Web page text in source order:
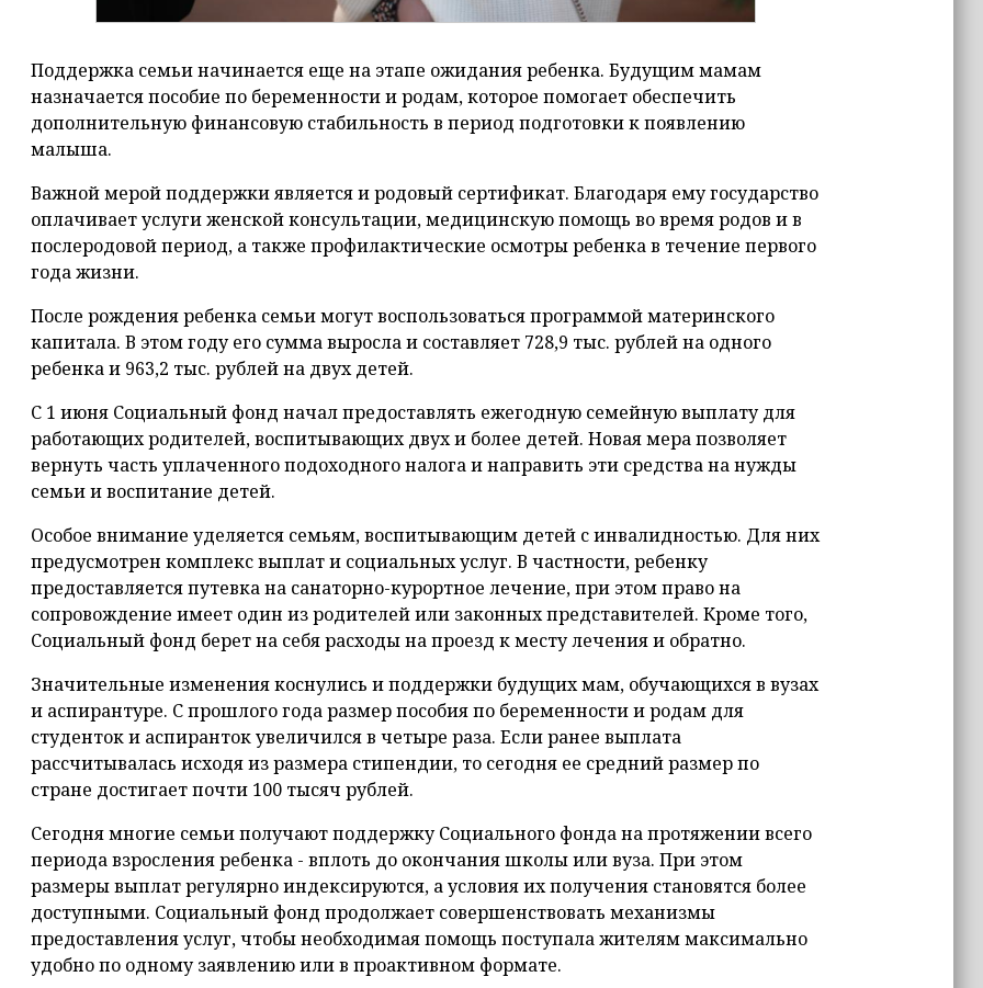
Поддержка семьи начинается еще на этапе ожидания ребенка. Будущим мамам
назначается пособие по беременности и родам, которое помогает обеспечить
дополнительную финансовую стабильность в период подготовки к появлению
малыша.
Важной мерой поддержки является и родовый сертификат. Благодаря ему государство
оплачивает услуги женской консультации, медицинскую помощь во время родов и в
послеродовой период, а также профилактические осмотры ребенка в течение первого
года жизни.
После рождения ребенка семьи могут воспользоваться программой материнского
капитала. В этом году его сумма выросла и составляет 728,9 тыс. рублей на одного
ребенка и 963,2 тыс. рублей на двух детей.
С 1 июня Социальный фонд начал предоставлять ежегодную семейную выплату для
работающих родителей, воспитывающих двух и более детей. Новая мера позволяет
вернуть часть уплаченного подоходного налога и направить эти средства на нужды
семьи и воспитание детей.
Особое внимание уделяется семьям, воспитывающим детей с инвалидностью. Для них
предусмотрен комплекс выплат и социальных услуг. В частности, ребенку
предоставляется путевка на санаторно-курортное лечение, при этом право на
сопровождение имеет один из родителей или законных представителей. Кроме того,
Социальный фонд берет на себя расходы на проезд к месту лечения и обратно.
Значительные изменения коснулись и поддержки будущих мам, обучающихся в вузах
и аспирантуре. С прошлого года размер пособия по беременности и родам для
студенток и аспиранток увеличился в четыре раза. Если ранее выплата
рассчитывалась исходя из размера стипендии, то сегодня ее средний размер по
стране достигает почти 100 тысяч рублей.
Сегодня многие семьи получают поддержку Социального фонда на протяжении всего
периода взросления ребенка - вплоть до окончания школы или вуза. При этом
размеры выплат регулярно индексируются, а условия их получения становятся более
доступными. Социальный фонд продолжает совершенствовать механизмы
предоставления услуг, чтобы необходимая помощь поступала жителям максимально
удобно по одному заявлению или в проактивном формате.